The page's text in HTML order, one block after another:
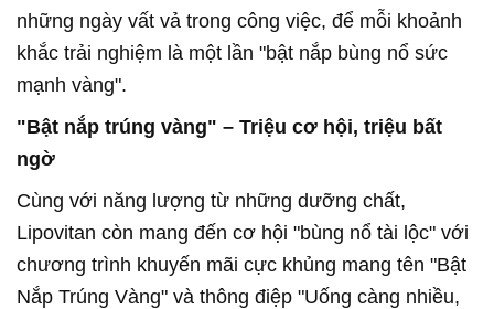
những ngày vất vả trong công việc, để mỗi khoảnh
khắc trải nghiệm là một lần "bật nắp bùng nổ sức
mạnh vàng".
"Bật nắp trúng vàng" – Triệu cơ hội, triệu bất
ngờ
Cùng với năng lượng từ những dưỡng chất,
Lipovitan còn mang đến cơ hội "bùng nổ tài lộc" với
chương trình khuyến mãi cực khủng mang tên "Bật
Nắp Trúng Vàng" và thông điệp "Uống càng nhiều,